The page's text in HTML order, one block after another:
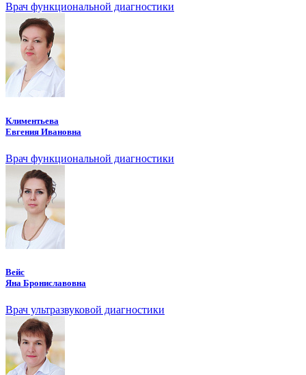
Врач функциональной диагностики
Климентьева
Евгения Ивановна
Врач функциональной диагностики
Вейс
Яна Брониславовна
Врач ультразвуковой диагностики